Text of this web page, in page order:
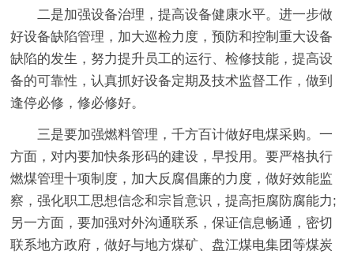
二是加强设备治理，提高设备健康水平。进一步做
好设备缺陷管理，加大巡检力度，预防和控制重大设备
缺陷的发生，努力提升员工的运行、检修技能，提高设
备的可靠性，认真抓好设备定期及技术监督工作，做到
逢停必修，修必修好。
三是要加强燃料管理，千方百计做好电煤采购。一
方面，对内要加快条形码的建设，早投用。要严格执行
燃煤管理十项制度，加大反腐倡廉的力度，做好效能监
察，强化职工思想信念和宗旨意识，提高拒腐防腐能力;
另一方面，要加强对外沟通联系，保证信息畅通，密切
联系地方政府，做好与地方煤矿、盘江煤电集团等煤炭